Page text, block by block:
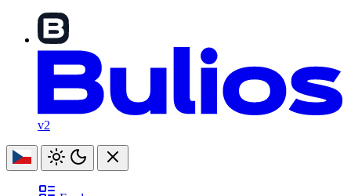
v2